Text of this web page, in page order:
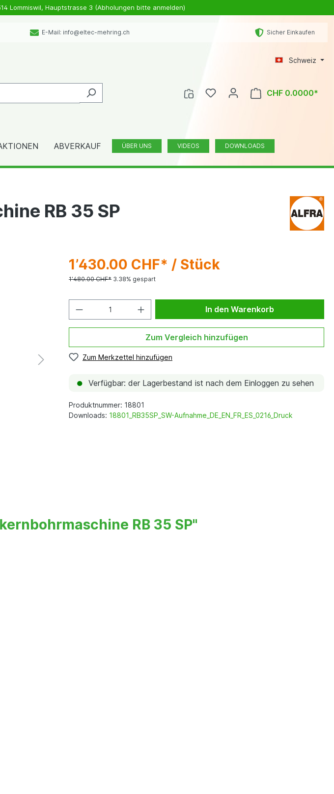
Lommiswil, Hauptstrasse 3 (Abholungen bitte anmelden)
E-Mail: info@eltec-mehring.ch Sicher Einkaufen
Schweiz
CHF 0.0000*
ABVERKAUF ÜBER UNS VIDEOS DOWNLOADS
RB 35 SP
1’430.00 CHF* / Stück
1’480.00 CHF* 3.38% gespart
In den Warenkorb
Zum Vergleich hinzufügen
Zum Merkzettel hinzufügen
● Verfügbar: der Lagerbestand ist nach dem Einloggen zu sehen
Produktnummer: 18801
Downloads: 18801_RB35SP_SW-Aufnahme_DE_EN_FR_ES_0216_Druck
RB 35 SP"